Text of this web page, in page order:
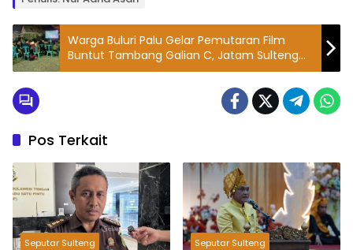
Warga Buluri Palu Gelar Pemutaran Film
Buntut Tambang Galian C, Jatam Sulteng
Kritik Pemerintah Jadi Humas Perusahaan
Pos Terkait
Seputar Sulteng Seputar Sulteng